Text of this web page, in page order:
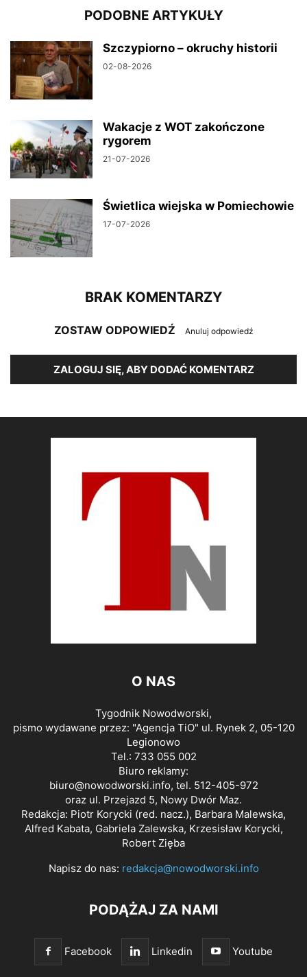
PODOBNE ARTYKUŁY
Szczypiorno – okruchy historii
02-08-2026
Wakacje z WOT zakończone
rygorem
21-07-2026
Świetlica wiejska w Pomiechowie
17-07-2026
BRAK KOMENTARZY
ZOSTAW ODPOWIEDŹ Anuluj odpowiedź
ZALOGUJ SIĘ, ABY DODAĆ KOMENTARZ
O NAS
Tygodnik Nowodworski,
pismo wydawane przez: "Agencja TiO" ul. Rynek 2, 05-120
Legionowo
Tel.: 733 055 002
Biuro reklamy:
biuro@nowodworski.info, tel. 512-405-972
oraz ul. Przejazd 5, Nowy Dwór Maz.
Redakcja: Piotr Korycki (red. nacz.), Barbara Malewska,
Alfred Kabata, Gabriela Zalewska, Krzesisław Korycki,
Robert Zięba
Napisz do nas: redakcja@nowodworski.info
PODĄŻAJ ZA NAMI
Facebook Linkedin Youtube